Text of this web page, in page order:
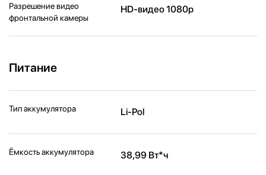
Разрешение видео
фронтальной камеры
HD-видео 1080p
Питание
Тип аккумулятора Li-Pol
Ёмкость аккумулятора 38,99 Вт*ч